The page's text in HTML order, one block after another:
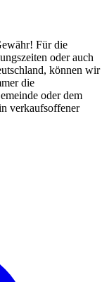
Für die
oder auch
können wir
die
oder dem
verkaufsoffener